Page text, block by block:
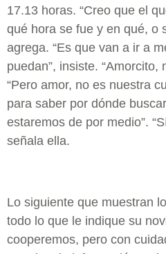
17.13 horas. “Creo que el
qué hora se fue y en qué, o
agrega. “Es que van a ir a
puedan”, insiste.
“Pero amor, no es nuestra
para saber por dónde
estaremos de por medio”.
señala ella.
Lo siguiente que muestran
todo lo que le indique su
cooperemos, pero con